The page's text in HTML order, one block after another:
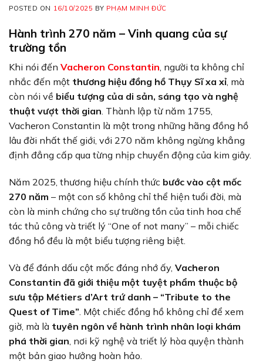
POSTED ON 16/10/2025 BY PHẠM MINH ĐỨC
Hành trình 270 năm – Vinh quang của sự
trường tồn
Khi nói đến Vacheron Constantin, người ta không chỉ
nhắc đến một thương hiệu đồng hồ Thụy Sĩ xa xỉ, mà
còn nói về biểu tượng của di sản, sáng tạo và nghệ
thuật vượt thời gian. Thành lập từ năm 1755,
Vacheron Constantin là một trong những hãng đồng hồ
lâu đời nhất thế giới, với 270 năm không ngừng khẳng
định đẳng cấp qua từng nhịp chuyển động của kim giây.
Năm 2025, thương hiệu chính thức bước vào cột mốc
270 năm – một con số không chỉ thể hiện tuổi đời, mà
còn là minh chứng cho sự trường tồn của tinh hoa chế
tác thủ công và triết lý “One of not many” – mỗi chiếc
đồng hồ đều là một biểu tượng riêng biệt.
Và để đánh dấu cột mốc đáng nhớ ấy, Vacheron
Constantin đã giới thiệu một tuyệt phẩm thuộc bộ
sưu tập Métiers d’Art trứ danh – “Tribute to the
Quest of Time” . Một chiếc đồng hồ không chỉ để xem
giờ, mà là tuyên ngôn về hành trình nhân loại khám
phá thời gian , nơi kỹ nghệ và triết lý hòa quyện thành
một bản giao hưởng hoàn hảo.